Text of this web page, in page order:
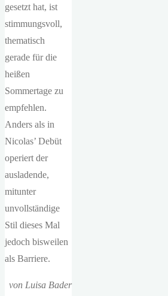
gesetzt hat, ist
stimmungsvoll,
thematisch
gerade für die
heißen
Sommertage zu
empfehlen.
Anders als in
Nicolas’ Debüt
operiert der
ausladende,
mitunter
unvollständige
Stil dieses Mal
jedoch bisweilen
als Barriere.
von Luisa Bader